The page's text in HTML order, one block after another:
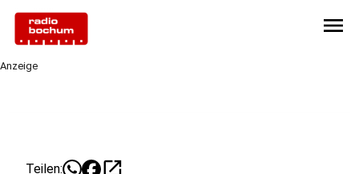
menu
Anzeige
Teilen: